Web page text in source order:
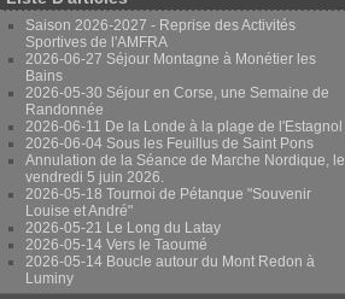
Saison 2026-2027 - Reprise des Activités
Sportives de l'AMFRA
2026-06-27 Séjour Montagne à Monétier les
Bains
2026-05-30 Séjour en Corse, une Semaine de
Randonnée
2026-06-11 De la Londe à la plage de l'Estagnol
2026-06-04 Sous les Feuillus de Saint Pons
Annulation de la Séance de Marche Nordique, le
vendredi 5 juin 2026.
2026-05-18 Tournoi de Pétanque "Souvenir
Louise et André"
2026-05-21 Le Long du Latay
2026-05-14 Vers le Taoumé
2026-05-14 Boucle autour du Mont Redon à
Luminy